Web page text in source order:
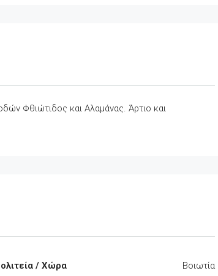
Φθιώτιδος και Αλαμάνας. Άρτιο και
/ Χώρα Βοιωτία